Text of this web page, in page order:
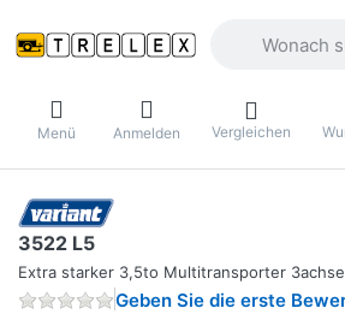
Menü Anmelden Vergleichen
3522 L5
Extra starker 3,5to Multitransporter
Geben Sie die erste